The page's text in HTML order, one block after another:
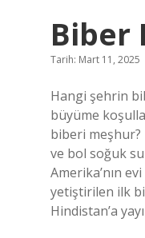
Biber
Tarih: Mart 11, 2025
Hangi şehrin
büyüme
biberi meşhur?
ve bol soğuk
Amerika’nın
yetiştirilen ilk
Hindistan’a